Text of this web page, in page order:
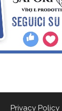
Privacy Policy